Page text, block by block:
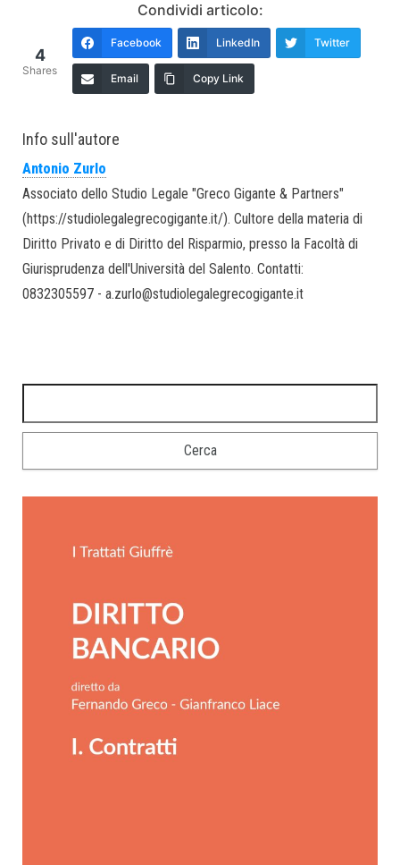
Condividi articolo:
4
Shares
Facebook LinkedIn Twitter
Email Copy Link
Info sull'autore
Antonio Zurlo
Associato dello Studio Legale "Greco Gigante & Partners"
(https://studiolegalegrecogigante.it/). Cultore della materia di
Diritto Privato e di Diritto del Risparmio, presso la Facoltà di
Giurisprudenza dell'Università del Salento. Contatti:
0832305597 - a.zurlo@studiolegalegrecogigante.it